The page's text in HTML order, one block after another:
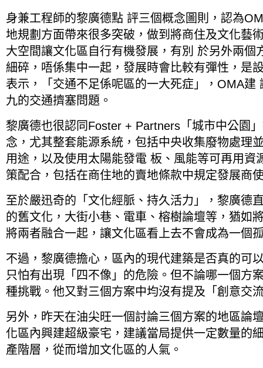
身兼工程師的黎廣德點 評三個概念圖則，認為
地規劃方面帶來很多突破，做到將商住及文化藝
大空間讓文化區自行有機發展，有別 於另外兩個
細碎，唔係集中一起，發展時會比較有彈性，是
表示，「交通不足係呢區的一大死症」，OMA建
九的交通擠塞問題。
黎廣德也很認同Foster + Partners「城市中公園
念，尤其整套能源系統，包括中央收集廢物處理
用途，以及使用太陽能發電 板、風能等可再用資
策配合，包括在商住地的賣地條款中規定發展商
至於嚴迅奇的「文化經脈、持久活力」，黎廣德
的舊文化，大街小巷、電車、榕樹論壇等，猶如
將兩者融合一起，讓文化區看上去不會成為一個
不過，黎廣德擔心，區內的現代建築是否真的可
只怕有出現「四不像」的危險。但不論哪一個方
種挑戰。他又對三個方案中均沒有提及「創意交
另外，昨天在油尖旺一個討論三個方案的地區論
化區內興建超級豪宅，建議當局提供一定數量的
產階層，從而增加文化區的人氣。